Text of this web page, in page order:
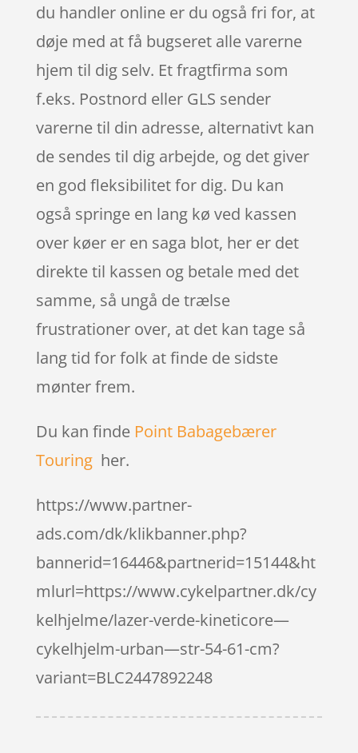
du handler online er du også fri for, at
døje med at få bugseret alle varerne
hjem til dig selv. Et fragtfirma som
f.eks. Postnord eller GLS sender
varerne til din adresse, alternativt kan
de sendes til dig arbejde, og det giver
en god fleksibilitet for dig. Du kan
også springe en lang kø ved kassen
over køer er en saga blot, her er det
direkte til kassen og betale med det
samme, så ungå de trælse
frustrationer over, at det kan tage så
lang tid for folk at finde de sidste
mønter frem.
Du kan finde Point Babagebærer
Touringher.
https://www.partner-
ads.com/dk/klikbanner.php?
bannerid=16446&partnerid=15144&ht
mlurl=https://www.cykelpartner.dk/cy
kelhjelme/lazer-verde-kineticore—
cykelhjelm-urban—str-54-61-cm?
variant=BLC2447892248